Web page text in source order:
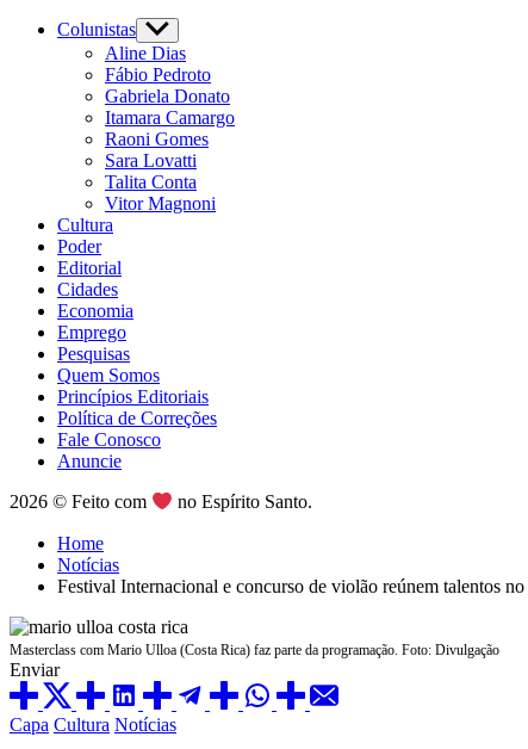
Colunistas Show
sub
menu
Aline Dias
Fábio Pedroto
Gabriela Donato
Itamara Camargo
Raoni Gomes
Sara Lovatti
Talita Conta
Vitor Magnoni
Cultura
Poder
Editorial
Cidades
Economia
Emprego
Pesquisas
Quem Somos
Princípios Editoriais
Política de Correções
Fale Conosco
Anuncie
2026 © Feito com
no Espírito Santo.
Home
Notícias
Festival Internacional e concurso de violão reúnem talentos
Masterclass com Mario Ulloa (Costa Rica) faz parte da programação. Foto: Divulgação
Enviar
Posted
Capa Cultura Notícias